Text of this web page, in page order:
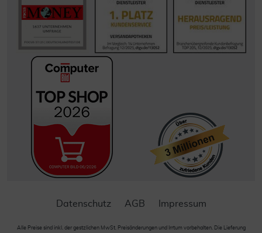
Datenschutz AGB Impressum
Alle Preise sind inkl. der gestzlichen MwSt. Preisänderungen und Irrtum vorbehalten. Die Lieferung